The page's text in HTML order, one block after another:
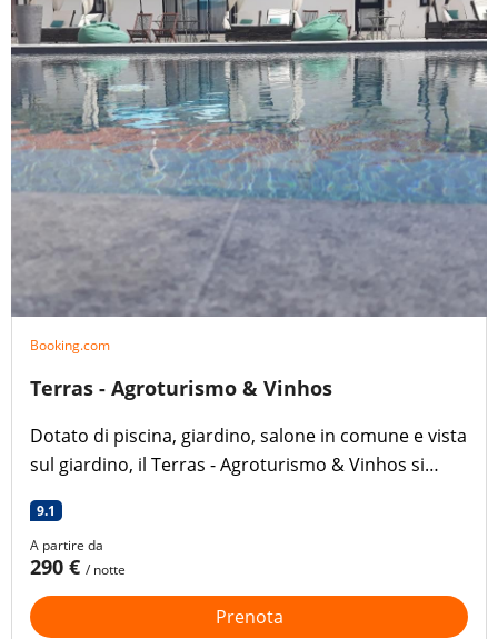
Booking.com
Terras - Agroturismo & Vinhos
Dotato di piscina, giardino, salone in comune e vista
sul giardino, il Terras - Agroturismo & Vinhos si
9.1
A partire da
290 € / notte
Prenota